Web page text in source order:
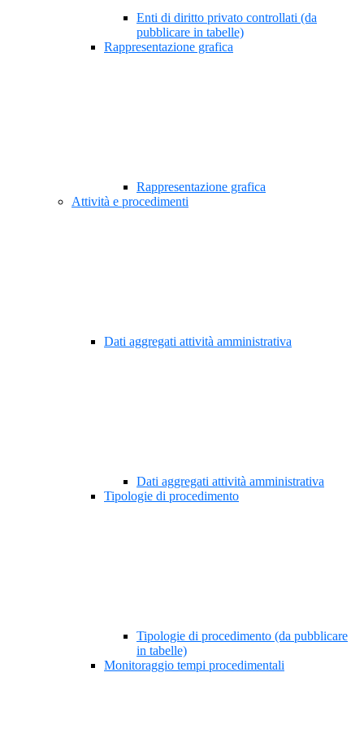
Enti di diritto privato controllati (da
pubblicare in tabelle)
Rappresentazione grafica
Rappresentazione grafica
Attività e procedimenti
Dati aggregati attività amministrativa
Dati aggregati attività amministrativa
Tipologie di procedimento
Tipologie di procedimento (da pubblicare
in tabelle)
Monitoraggio tempi procedimentali